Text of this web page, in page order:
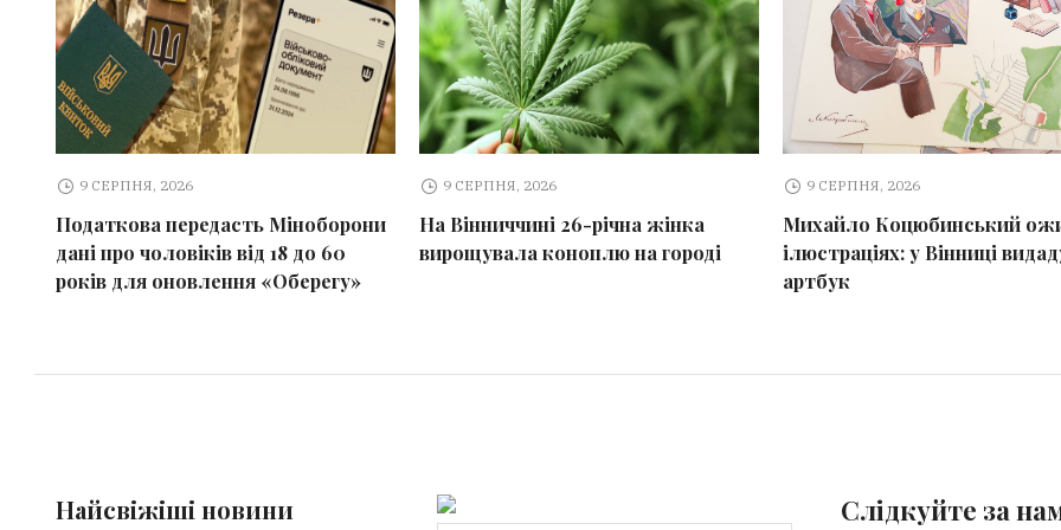
9 СЕРПНЯ, 2026
Податкова передасть Міноборони
дані про чоловіків від 18 до 60
років для оновлення «Оберегу»
9 СЕРПНЯ, 2026
На Вінниччині 26-річна жінка
вирощувала коноплю на городі
9 СЕРПНЯ, 2026
Михайло Коцюбинський
ілюстраціях: у Вінниці
артбук
Найсвіжіші новини Слідкуйте за